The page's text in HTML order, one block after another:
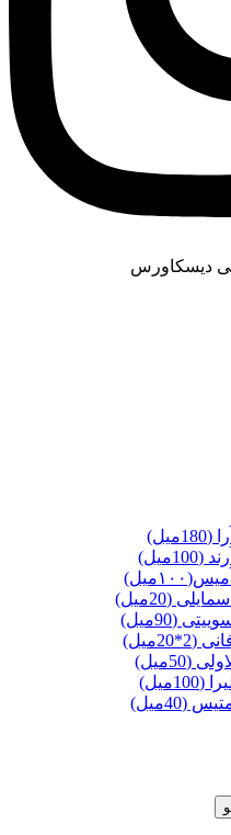
دیسکاورس
(20میل)
(90میل)
(50میل)
(40میل)